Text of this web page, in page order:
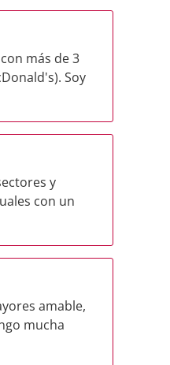
más de 3
Soy
y
con un
amable,
mucha